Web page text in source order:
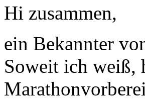
Hi zusammen,
ein Bekannter
Soweit ich weiß,